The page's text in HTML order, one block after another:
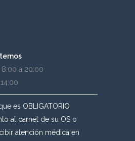
8:00 a 20:00
es OBLIGATORIO
al carnet de su OS o
atención médica en